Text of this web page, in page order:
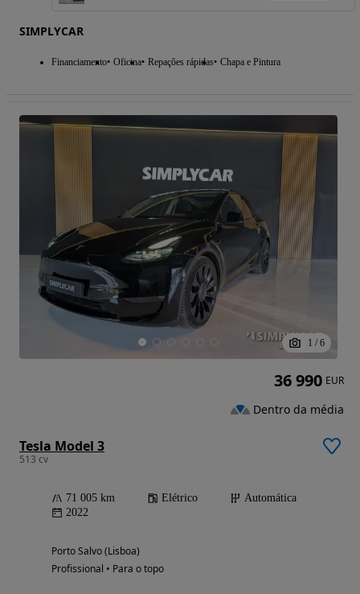
SIMPLYCAR
Financiamento Oficina Repações rápidas Chapa e Pintura
1 / 6
Tesla Model 3
513 cv
71 005 km Elétrico
Automática
2022
Porto Salvo (Lisboa)
Profissional • Para o topo
36 990 EUR
Dentro da média